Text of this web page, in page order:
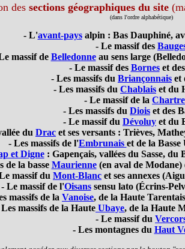
des sections géographiques du site
(dans l'ordre alphabétique)
- L'avant-paysalpin : Bas Dauphiné,
- Le massif des
massif de Belledonneau sens large
- Le massif des Borneset
- Les massifs du Briançonnais et
- Les massifs du Chablais et du
- Le massif de la
- Les massifs du Diois et des
- Le massif du Dévoluy et du
du Drac et ses versants : Trièves,
- Les massifs de l'Embrunais et de la
et Digne: Gapençais, vallées du Sasse, du
de la basse Maurienne(en aval de Modane)
massif du Mont-Blanc et ses annexes
- Le massif de l'Oisanssensu lato (Écrins-
massifs de la Vanoise, de la Haute
massifs de la Haute Ubaye, de la Haute
- Le massif du
- Les montagnes du Haut